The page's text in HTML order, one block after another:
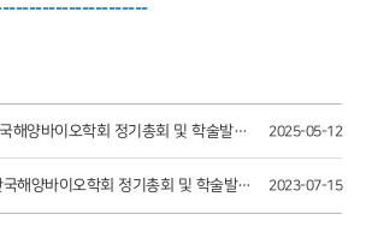
제21회 한국해양바이오학회 정기총회 및 학술발표회 2025-05-12
제 19회 한국해양바이오학회 정기총회 및 학술발표회 2023-07-15